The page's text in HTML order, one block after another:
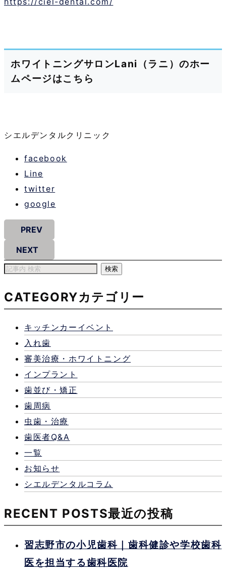
ホワイトニングサロンLani（ラニ）のホー
ムページはこちら
シエルデンタルクリニック
facebook
Line
twitter
google
PREV
NEXT
CATEGORYカテゴリー
キッチンカーイベント
入れ歯
審美治療・ホワイトニング
インプラント
歯並び・矯正
歯周病
虫歯・治療
歯医者Q&A
一覧
お知らせ
シエルデンタルコラム
RECENT POSTS最近の投稿
習志野市の小児歯科｜歯科健診や学校歯科
医を担当する歯科医院